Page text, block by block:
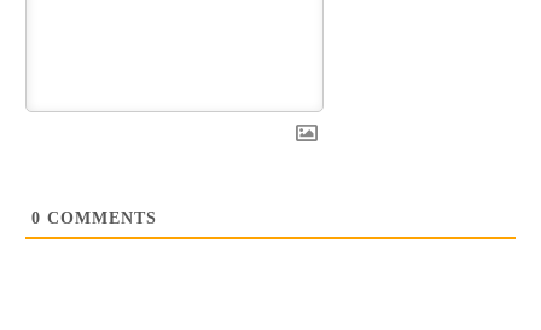
0 COMMENTS